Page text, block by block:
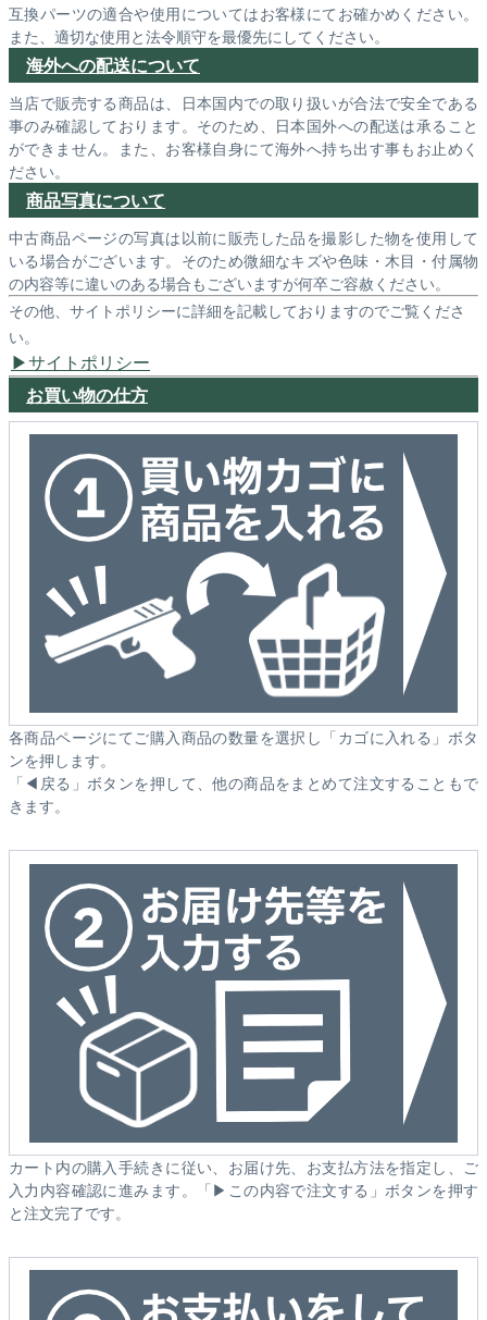
互換パーツの適合や使用についてはお客様にてお確かめください。
また、適切な使用と法令順守を最優先にしてください。
海外への配送について
当店で販売する商品は、日本国内での取り扱いが合法で安全である
事のみ確認しております。そのため、日本国外への配送は承ること
ができません。また、お客様自身にて海外へ持ち出す事もお止めく
ださい。
商品写真について
中古商品ページの写真は以前に販売した品を撮影した物を使用して
いる場合がございます。そのため微細なキズや色味・木目・付属物
の内容等に違いのある場合もございますが何卒ご容赦ください。
その他、サイトポリシーに詳細を記載しておりますのでご覧くださ
い。
サイトポリシー
お買い物の仕方
各商品ページにてご購入商品の数量を選択し「カゴに入れる」ボタ
ンを押します。
「◀戻る」ボタンを押して、他の商品をまとめて注文することもで
きます。
カート内の購入手続きに従い、お届け先、お支払方法を指定し、ご
入力内容確認に進みます。「▶この内容で注文する」ボタンを押す
と注文完了です。